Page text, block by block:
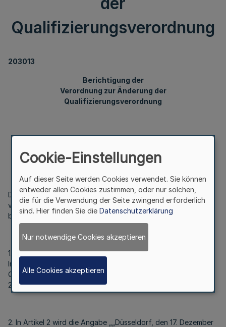
Qualifizierungsverordnung
203013
Berichtigung der
Verordnung zur Änderung der
Qualifizierungsverordnung
Vom 17. Dezember 2019
Die Verordnung zur Änderung der Qualifizierungsverordnung
vom 17. Dezember 2019 (GV. NRW. S. 994) ist wie folgt zu
berichtigen:
1. In Artikel 1 werden die Wörter „[einsetzen: Tag des
Inkrafttretens der Verordnung zur Änderung der
Qualifizierungsverordnung]“ durch die Angabe „31. Dezember
2019“ ersetzt.
2. In Artikel 2 wird die Angabe „„Düsseldorf, den 17. Dezember
Cookie-Einstellungen
Auf dieser Seite werden Cookies verwendet. Sie können
entweder allen Cookies zustimmen, oder nur solchen,
die für die Verwendung der Seite zwingend erforderlich
sind. Hier finden Sie die Datenschutzerklärung
Nur notwendige Cookies akzeptieren
Alle Cookies akzeptieren